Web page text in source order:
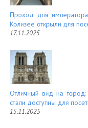
Проход для
Колизее открыли для
17.11.2025
Отличный вид на
стали доступны для
15.11.2025